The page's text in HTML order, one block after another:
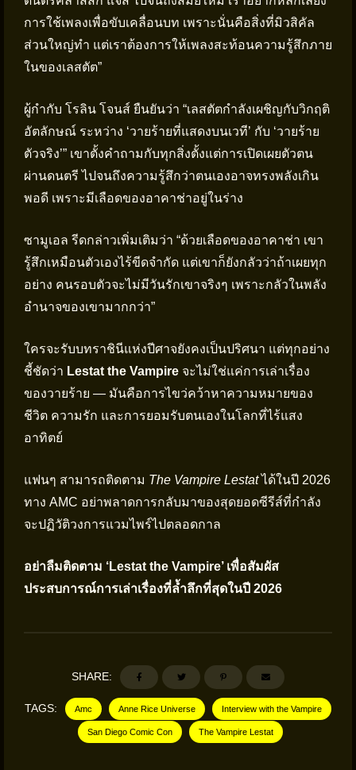
การใช้เพลงเพื่อขับเคลื่อนบท เพราะนั่นคือสิ่งที่มิวสิคัล
ส่วนใหญ่ทำ แต่เราต้องการให้เพลงสะท้อนความรู้สึกภาย
ในของเลสตัต”
ผู้กำกับ โรลิน โจนส์ ยืนยันว่า “เลสตัตกำลังเผชิญกับวิกฤติ
อัตลักษณ์ ระหว่าง ‘วายร้ายที่แสดงบนเวที’ กับ ‘วายร้าย
ตัวจริง’” เขาตั้งคำถามกับทุกสิ่งตั้งแต่การเปิดเผยตัวตน
ผ่านดนตรี ไปจนถึงความรู้สึกว่าตนเองอาจทรงพลังเกิน
พอดี เพราะมีเลือดของอาคาช่าอยู่ในร่าง
ซามูเอล รีดกล่าวเพิ่มเติมว่า “ด้วยเลือดของอาคาช่า เขา
รู้สึกเหมือนตัวเองไร้ขีดจำกัด แต่เขาก็ยังกลัวว่าถ้าเผยทุก
อย่าง คนรอบตัวจะไม่มีวันรักเขาจริงๆ เพราะกลัวในพลัง
อำนาจของเขามากกว่า”
ใครจะรับบทราชินีแห่งปีศาจยังคงเป็นปริศนา แต่ทุกอย่าง
ชี้ชัดว่า Lestat the Vampire จะไม่ใช่แค่การเล่าเรื่อง
ของวายร้าย — มันคือการไขว่คว้าหาความหมายของ
ชีวิต ความรัก และการยอมรับตนเองในโลกที่ไร้แสง
อาทิตย์
แฟนๆ สามารถติดตาม The Vampire Lestatได้ในปี 2026
ทาง AMC อย่าพลาดการกลับมาของสุดยอดซีรีส์ที่กำลัง
จะปฏิวัติวงการแวมไพร์ไปตลอดกาล
อย่าลืมติดตาม ‘Lestat the Vampire’ เพื่อสัมผัส
ประสบการณ์การเล่าเรื่องที่ล้ำลึกที่สุดในปี 2026
SHARE:
TAGS: Amc Anne Rice Universe Interview with the Vampire
San Diego Comic Con The Vampire Lestat